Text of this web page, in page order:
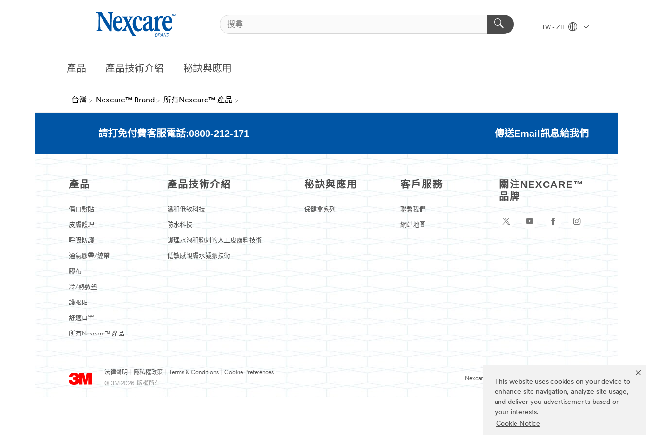
This website uses cookies on your device to
enhance site navigation, analyze site usage,
and deliver you advertisements based on
your interests.
Cookie Notice
TW - ZH
產品 產品技術介紹 秘訣與應用
台灣 Nexcare™ Brand 所有Nexcare™ 產品
請打免付費客服電話:0800-212-171 傳送Email訊息給我們
產品
傷口敷貼
皮膚護理
呼吸防護
通氣膠帶/繃帶
膠布
冷/熱敷墊
護眼貼
舒適口罩
所有Nexcare™ 產品
產品技術介紹
溫和低敏科技
防水科技
護理水泡和粉刺的人工皮膚料技術
低敏感親膚水凝膠技術
秘訣與應用
保健盒系列
客戶服務
聯繫我們
網站地圖
法律聲明 隱私權政策 Terms & Conditions
Cookie Preferences
© 3M 2026. 版權所有.
關注NEXCARE™
品牌
Nexcare為3M註冊商標。